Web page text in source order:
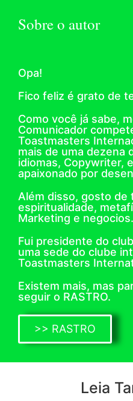
Sobre o autor
Opa!
Fico feliz é grato de
Como você já sabe,
Comunicador
Toastmasters
mais de uma dezena
idiomas, Copywriter,
apaixonado por
Além disso, gosto de
espiritualidade,
Marketing e negocios.
Fui presidente do
uma sede do clube
Toastmasters
Existem mais, mas
seguir o RASTRO.
>> RASTRO
Leia